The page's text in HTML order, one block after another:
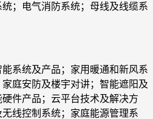
；电气消防系统；母线及线缆系
系统及产品；家用暖通和新风系
庭安防及楼宇对讲；智能遮阳及
件产品；云平台技术及解决方
线控制系统；家庭能源管理系